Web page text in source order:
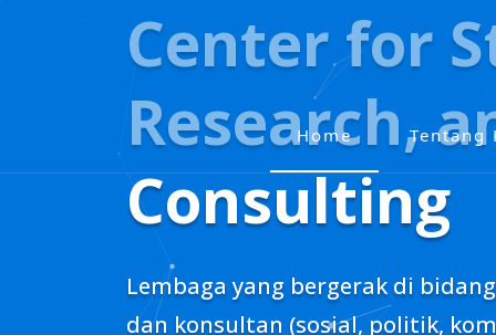
P
r
i
r
Home Tentang
Center for
Research,
Consulting
Lembaga yang bergerak di
dan konsultan (sosial, politik,